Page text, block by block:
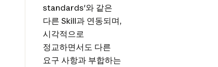
standards'와 같은
다른 Skill과 연동되며,
시각적으로
정교하면서도 다른
요구 사항과 부합하는